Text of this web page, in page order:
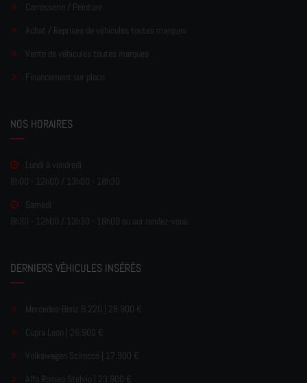
Carrosserie / Peinture
Achat / Reprises de véhicules toutes marques
Vente de véhicules toutes marques
Financement sur place
NOS HORAIRES
Lundi à vendredi
8h00 - 12h00 / 13h00 - 18h30
Samedi
9h30 - 12h00 / 13h30 - 18h00 ou sur rendez-vous
DERNIERS VÉHICULES INSÉRÉS
Mercedes-Benz B 220 | 28.900 €
Cupra Leon | 26.900 €
Volkswagen Scirocco | 17.900 €
Alfa Romeo Stelvio | 23.900 €